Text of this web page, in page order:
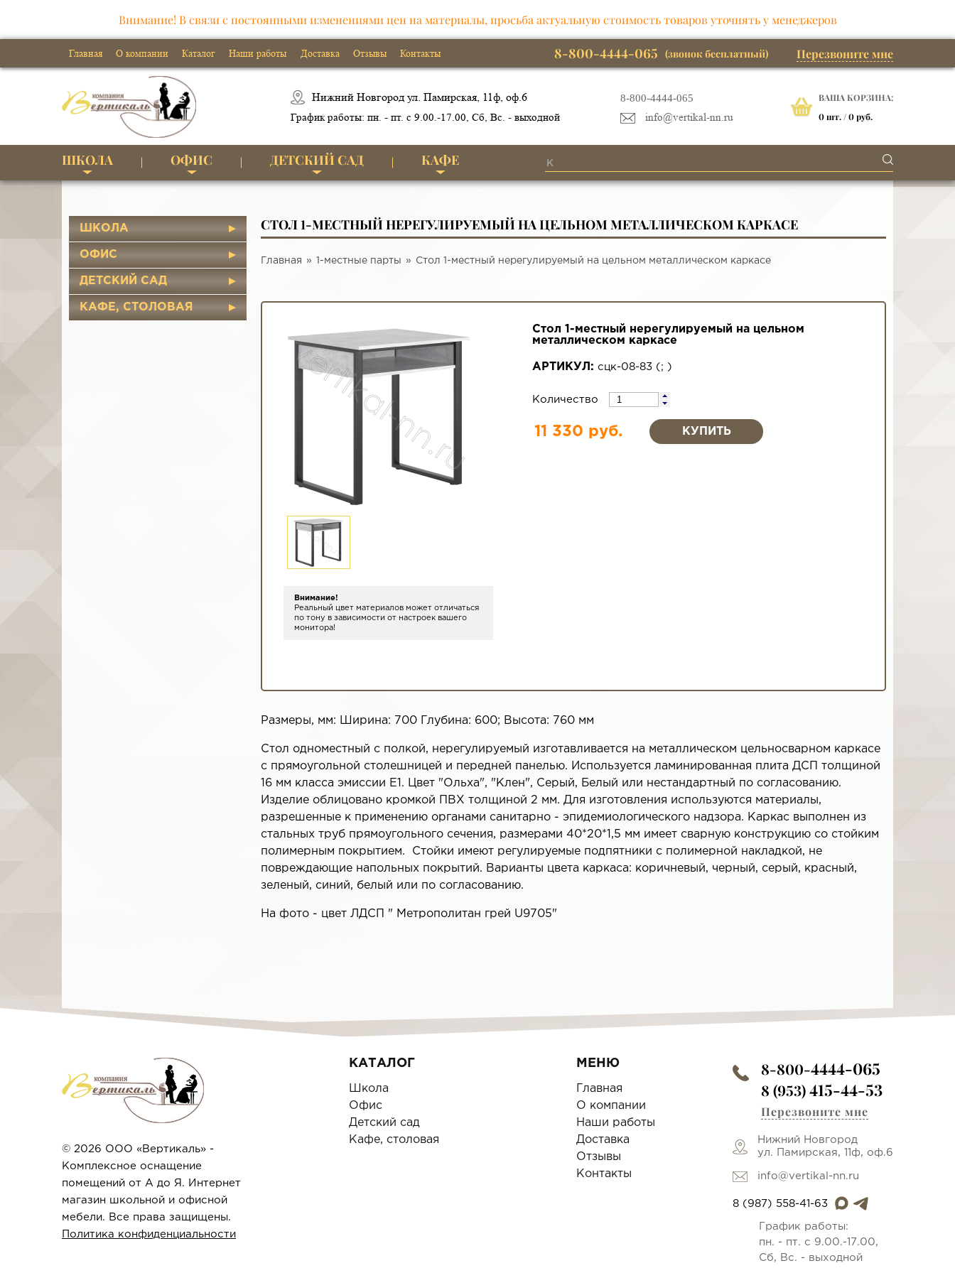
Внимание! В связи с постоянными изменениями цен на материалы, просьба актуальную стоимость товаров уточнять у менеджеров
Главная О компании Каталог Наши работы Доставка Отзывы Контакты 8-800-4444-065 (звонок бесплатный) Перезвоните мне
Нижний Новгород ул. Памирская, 11ф, оф.6
График работы: пн. - пт. с 9.00.-17.00, Сб, Вс. - выходной
8-800-4444-065
info@vertikal-nn.ru
ВАША КОРЗИНА:
0шт. /0 руб.
ШКОЛА ОФИС ДЕТСКИЙ САД КАФЕ
ШКОЛА
ОФИС
ДЕТСКИЙ САД
КАФЕ, СТОЛОВАЯ
СТОЛ 1-МЕСТНЫЙ НЕРЕГУЛИРУЕМЫЙ НА ЦЕЛЬНОМ МЕТАЛЛИЧЕСКОМ КАРКАСЕ
Главная 1-местные парты Стол 1-местный нерегулируемый на цельном металлическом каркасе
Внимание!
Реальный цвет материалов может отличаться
по тону в зависимости от настроек вашего
монитора!
Стол 1-местный нерегулируемый на цельном
металлическом каркасе
АРТИКУЛ: сцк-08-83 ( ; )
Количество
11 330 руб.
Размеры, мм: Ширина: 700 Глубина: 600; Высота: 760 мм
Стол одноместный с полкой, нерегулируемый изготавливается на металлическом цельносварном каркасе
с прямоугольной столешницей и передней панелью. Используется ламинированная плита ДСП толщиной
16 мм класса эмиссии Е1. Цвет "Ольха", "Клен", Серый, Белый или нестандартный по согласованию.
Изделие облицовано кромкой ПВХ толщиной 2 мм. Для изготовления используются материалы,
разрешенные к применению органами санитарно - эпидемиологического надзора. Каркас выполнен из
стальных труб прямоугольного сечения, размерами 40*20*1,5 мм имеет сварную конструкцию со стойким
полимерным покрытием. Стойки имеют регулируемые подпятники с полимерной накладкой, не
повреждающие напольных покрытий. Варианты цвета каркаса: коричневый, черный, серый, красный,
зеленый, синий, белый или по согласованию.
На фото - цвет ЛДСП " Метрополитан грей U9705"
© 2026 ООО «Вертикаль» -
Комплексное оснащение
помещений от А до Я. Интернет
магазин школьной и офисной
мебели. Все права защищены.
Политика конфиденциальности
КАТАЛОГ
Школа
Офис
Детский сад
Кафе, столовая
МЕНЮ
Главная
О компании
Наши работы
Доставка
Отзывы
Контакты
8-800-4444-065
8 (953)415-44-53
Перезвоните мне
Нижний Новгород
ул. Памирская, 11ф, оф.6
info@vertikal-nn.ru
8 (987) 558-41-63
График работы:
пн. - пт. с 9.00.-17.00,
Сб, Вс. - выходной